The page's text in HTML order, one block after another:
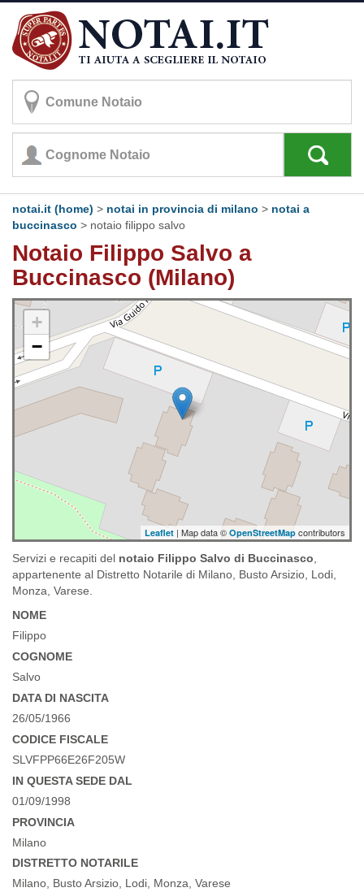
notai.it (home) > notai in provincia di milano > notai a
buccinasco > notaio filippo salvo
Notaio Filippo Salvo a
Buccinasco (Milano)
+
−
Leaflet | Map data © OpenStreetMap contributors
Servizi e recapiti del notaio Filippo Salvo di Buccinasco
appartenente al Distretto Notarile di Milano, Busto Arsizio, Lodi,
Monza, Varese.
NOME
Filippo
COGNOME
Salvo
DATA DI NASCITA
26/05/1966
CODICE FISCALE
SLVFPP66E26F205W
IN QUESTA SEDE DAL
01/09/1998
PROVINCIA
Milano
DISTRETTO NOTARILE
Milano, Busto Arsizio, Lodi, Monza, Varese